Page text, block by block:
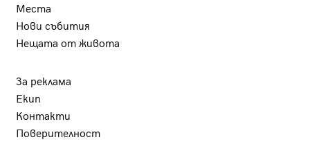
Места
Нови събития
Нещата от живота
За реклама
Екип
Контакти
Поверителност